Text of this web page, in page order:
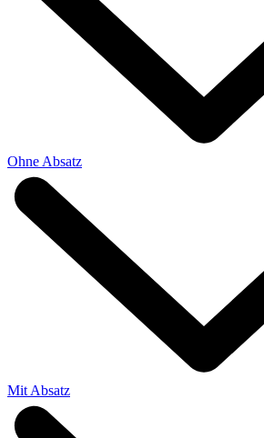
Ohne Absatz
Mit Absatz